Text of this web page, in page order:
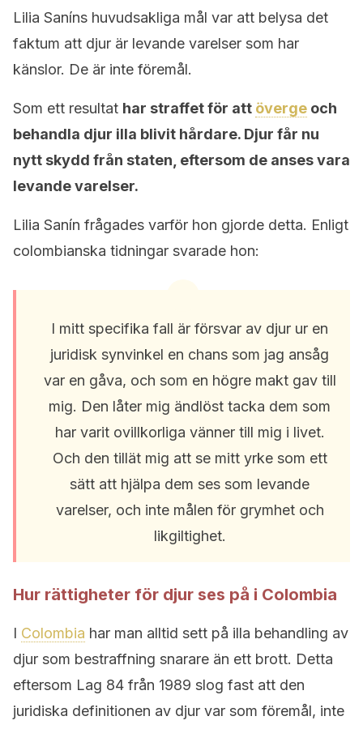
Lilia Saníns huvudsakliga mål var att belysa det
faktum att djur är levande varelser som har
känslor. De är inte föremål.
Som ett resultat har straffet för att överge och
behandla djur illa blivit hårdare. Djur får nu
nytt skydd från staten, eftersom de anses vara
levande varelser.
Lilia Sanín frågades varför hon gjorde detta. Enligt
colombianska tidningar svarade hon:
I mitt specifika fall är försvar av djur ur en
juridisk synvinkel en chans som jag ansåg
var en gåva, och som en högre makt gav till
mig. Den låter mig ändlöst tacka dem som
har varit ovillkorliga vänner till mig i livet.
Och den tillät mig att se mitt yrke som ett
sätt att hjälpa dem ses som levande
varelser, och inte målen för grymhet och
likgiltighet.
Hur rättigheter för djur ses på i Colombia
I Colombia har man alltid sett på illa behandling av
djur som bestraffning snarare än ett brott. Detta
eftersom Lag 84 från 1989 slog fast att den
juridiska definitionen av djur var som föremål, inte